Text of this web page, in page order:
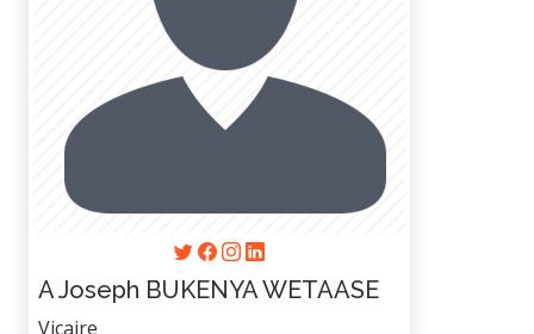
A Joseph BUKENYA WETAASE
Vicaire